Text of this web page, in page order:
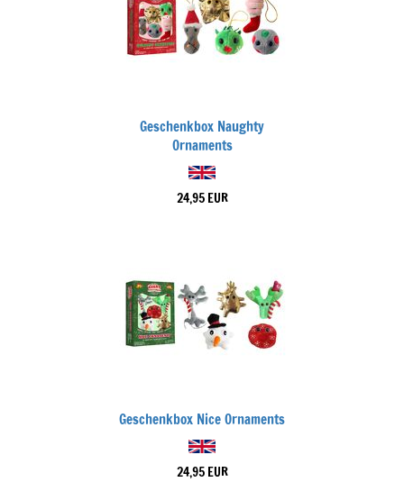
Geschenkbox Naughty
Ornaments
24,95 EUR
Geschenkbox Nice Ornaments
24,95 EUR